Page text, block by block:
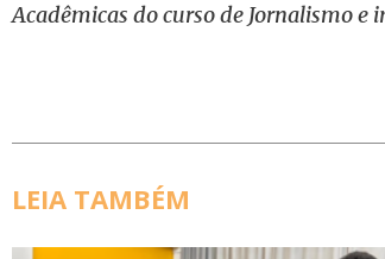
Acadêmicas do curso de Jornalismo e
LEIA TAMBÉM